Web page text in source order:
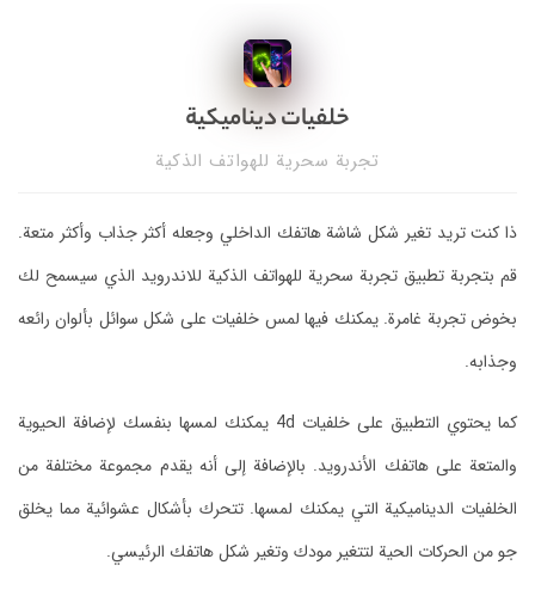
خلفيات ديناميكية
تجربة سحرية للهواتف الذكية
ذا كنت تريد تغير شكل شاشة هاتفك الداخلي وجعله أكثر جذاب وأكثر متعة.
قم بتجربة تطبيق تجربة سحرية للهواتف الذكية للاندرويد الذي سيسمح لك
بخوض تجربة غامرة. يمكنك فيها لمس خلفيات على شكل سوائل بألوان رائعه
وجذابه.
كما يحتوي التطبيق على خلفيات 4d يمكنك لمسها بنفسك لإضافة الحيوية
والمتعة على هاتفك الأندرويد. بالإضافة إلى أنه يقدم مجموعة مختلفة من
الخلفيات الديناميكية التي يمكنك لمسها. تتحرك بأشكال عشوائية مما يخلق
جو من الحركات الحية لتتغير مودك وتغير شكل هاتفك الرئيسي.